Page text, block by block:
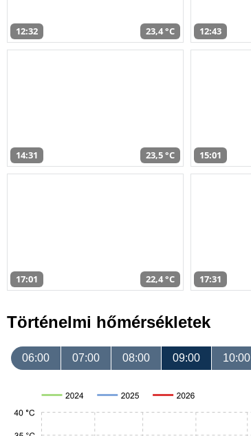
12:32 23,4 °C 12:43
14:31 23,5 °C 15:01
17:01 22,4 °C 17:31
Történelmi hőmérsékletek
06:00 07:00 08:00 09:00 10:00